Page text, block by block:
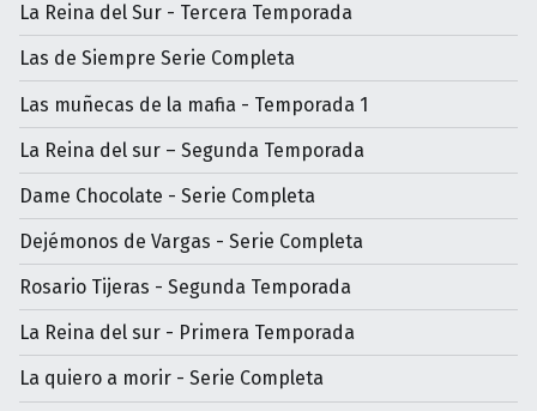
La Reina del Sur - Tercera Temporada
Las de Siempre Serie Completa
Las muñecas de la mafia - Temporada 1
La Reina del sur – Segunda Temporada
Dame Chocolate - Serie Completa
Dejémonos de Vargas - Serie Completa
Rosario Tijeras - Segunda Temporada
La Reina del sur - Primera Temporada
La quiero a morir - Serie Completa